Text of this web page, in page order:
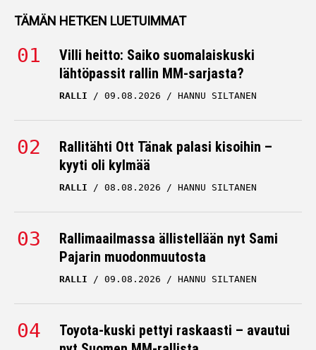
TÄMÄN HETKEN LUETUIMMAT
Villi heitto: Saiko suomalaiskuski
lähtöpassit rallin MM-sarjasta?
RALLI 09.08.2026 HANNU SILTANEN
Rallitähti Ott Tänak palasi kisoihin –
kyyti oli kylmää
RALLI 08.08.2026 HANNU SILTANEN
Rallimaailmassa ällistellään nyt Sami
Pajarin muodonmuutosta
RALLI 09.08.2026 HANNU SILTANEN
Toyota-kuski pettyi raskaasti – avautui